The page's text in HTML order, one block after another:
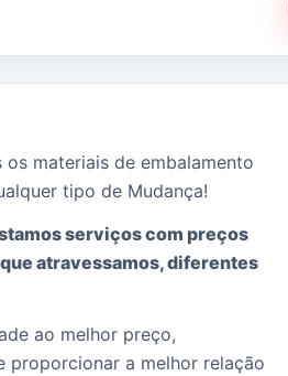
materiais de embalamento
tipo de Mudança!
serviços com preços
atravessamos, diferentes
ao melhor preço,
proporcionar a melhor relação